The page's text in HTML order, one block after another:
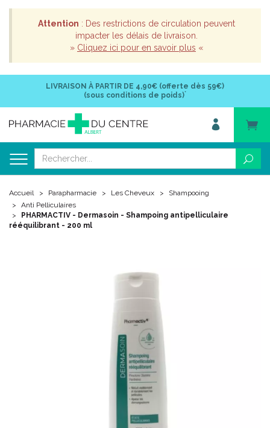
Attention : Des restrictions de circulation peuvent
impacter les délais de livraison.
» Cliquez ici pour en savoir plus «
LIVRAISON À PARTIR DE 4,90€ (offerte dès 59€)
(sous conditions de poids)*
Accueil Parapharmacie Les Cheveux
Shampooing
Anti Pelliculaires
PHARMACTIV - Dermasoin - Shampoing antipelliculaire
rééquilibrant - 200 ml